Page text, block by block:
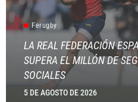
Ferugby
LA REAL FEDERACIÓN
SUPERA EL MILLÓN DE
SOCIALES
5 DE AGOSTO DE 2026